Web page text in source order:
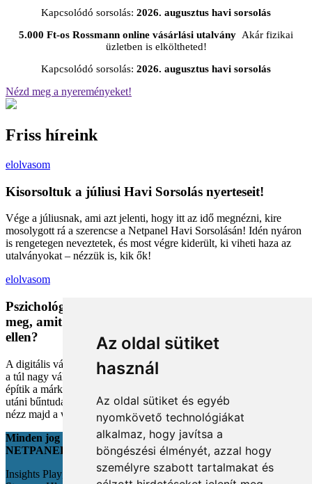
Az oldal sütiket
használ
Az oldal sütiket és egyéb
nyomkövető technológiákat
alkalmaz, hogy javítsa a
böngészési élményét, azzal hogy
személyre szabott tartalmakat és
Kapcsolódó sorsolás: 2026. augusztus havi sorsolás
5.000 Ft-os Rossmann online vásárlási utalvány Akár fizikai
üzletben is elköltheted!
Kapcsolódó sorsolás: 2026. augusztus havi sorsolás
Nézd meg a nyereményeket!
Friss híreink
elolvasom
Kisorsoltuk a júliusi Havi Sorsolás nyerteseit!
Vége a júliusnak, ami azt jelenti, hogy itt az idő megnézni, kire
mosolygott rá a szerencse a Netpanel Havi Sorsolásán! Idén nyáron
is rengetegen neveztetek, és most végre kiderült, ki viheti haza az
utalványokat – nézzük is, kik ők!
elolvasom
Pszichológiai trükkök a kosárban: Miért vesszük
meg, amit megveszünk, és mit tehetünk a bűntudat
ellen?
A digitális vásárlás kényelmes, de tele van pszichológiai csapdákkal
a túl nagy választéktól a hosszas böngészésig. Megmutatjuk, hogyan
építik a márkák a bizalmadat online, és miként kerüld el a vásárlás
utáni bűntudatot tudatos döntésekkel. Készülj fel, hogy máshogy
nézz majd a webshopokra!
Minden jog fenntartva
NETPANEL
Insights Playground s.r.o.;